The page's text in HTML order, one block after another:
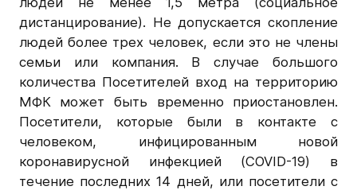
дистанцирование). Не допускается скопление
людей более трех человек, если это не члены
семьи или компания. В случае большого
количества Посетителей вход на территорию
МФК может быть временно приостановлен.
Посетители, которые были в контакте с
человеком, инфицированным новой
коронавирусной инфекцией (COVID-19) в
течение последних 14 дней, или посетители с